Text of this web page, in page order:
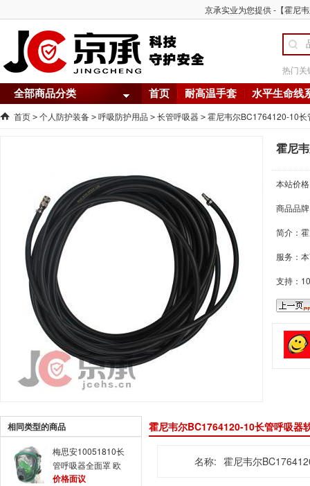
京承实业为您提供 -【霍尼
热门关
全部商品分类 首页 耐高温手套 水平生命线
首页 > 个人防护装备 > 呼吸防护用品 > 长管呼吸器 > 霍尼韦尔BC1764120-10
霍尼
本站价
商品品
简介：
服务：
支持：
相同类型的商品
梅思安10051810长
管呼吸器全面罩 欧
风全面罩（配气管）
价格面议
霍尼韦尔BC1764120-10长管呼吸器
名称: 霍尼韦尔